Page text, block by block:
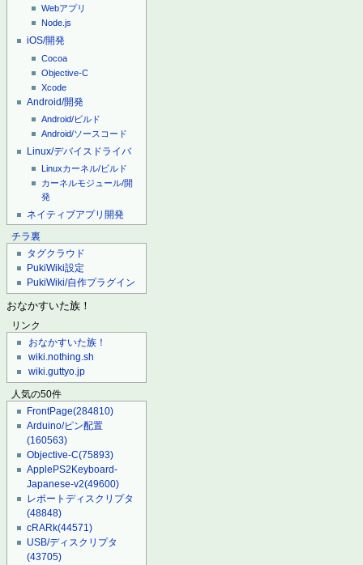
Webアプリ
Node.js
iOS/開発
Cocoa
Objective-C
Xcode
Android/開発
Android/ビルド
Android/ソースコード
Linux/デバイスドライバ
Linuxカーネル/ビルド
カーネルモジュール/開
発
ネイティブアプリ開発
チラ裏
タグクラウド
PukiWiki設定
PukiWiki/自作プラグイン
おなかすいた族！
リンク
おなかすいた族！
wiki.nothing.sh
wiki.guttyo.jp
人気の50件
FrontPage(284810)
Arduino/ピン配置
(160563)
Objective-C(75893)
ApplePS2Keyboard-
Japanese-v2(49600)
レポートディスクリプタ
(48848)
cRARk(44571)
USB/ディスクリプタ
(43705)